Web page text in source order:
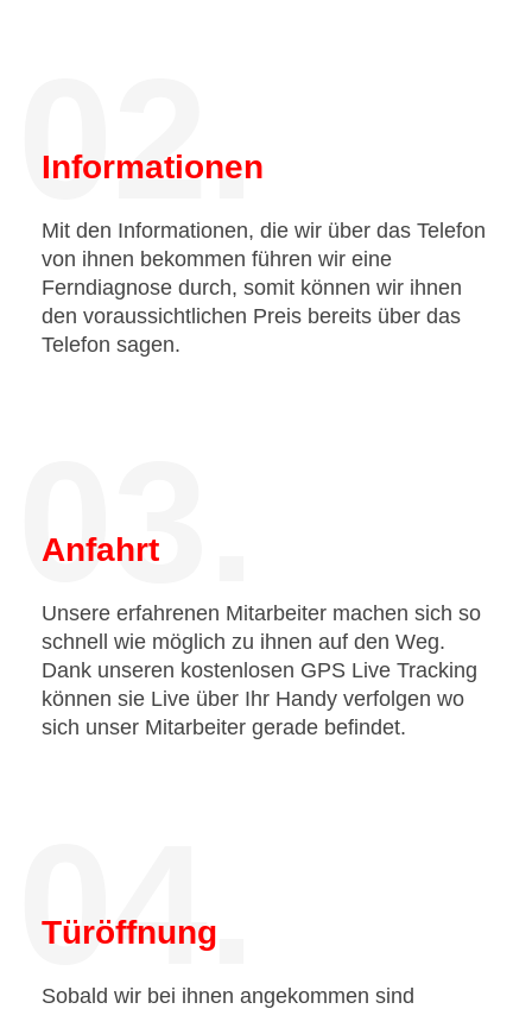
02.
Informationen
Mit den Informationen, die wir über das Telefon
von ihnen bekommen führen wir eine
Ferndiagnose durch, somit können wir ihnen
den voraussichtlichen Preis bereits über das
Telefon sagen.
03.
Anfahrt
Unsere erfahrenen Mitarbeiter machen sich so
schnell wie möglich zu ihnen auf den Weg.
Dank unseren kostenlosen GPS Live Tracking
können sie Live über Ihr Handy verfolgen wo
sich unser Mitarbeiter gerade befindet.
04.
Türöffnung
Sobald wir bei ihnen angekommen sind